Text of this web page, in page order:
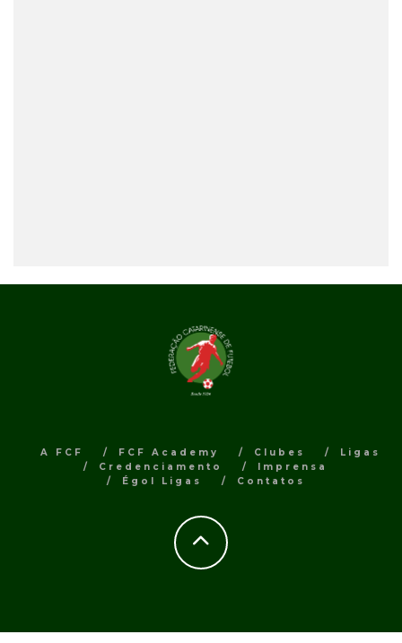
A FCF FCF Academy Clubes
Ligas
Credenciamento
Imprensa
Égol Ligas
Contatos